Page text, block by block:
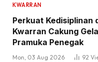
KWARRAN
Perkuat Kedisiplinan
Kwarran Cakung
Pramuka Penegak
Mon, 03 Aug 2026 92